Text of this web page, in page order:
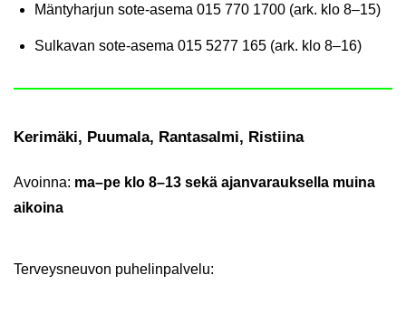
Män­ty­har­jun sote-​asema 015 770 1700 (ark. klo 8–15)
Sul­ka­van sote-​asema015 5277 165 (ark. klo 8–16)
Ke­ri­mä­ki, Puu­ma­la, Ran­ta­sal­mi, Ris­tii­na
Avoin­na: ma–pe klo 8–13 sekä ajan­va­rauk­sel­la muina
ai­koi­na
Ter­veys­neu­von pu­he­lin­pal­ve­lu: